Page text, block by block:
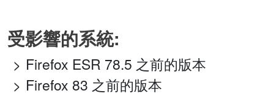
受影響的系統:
Firefox ESR 78.5 之前的版本
Firefox 83 之前的版本